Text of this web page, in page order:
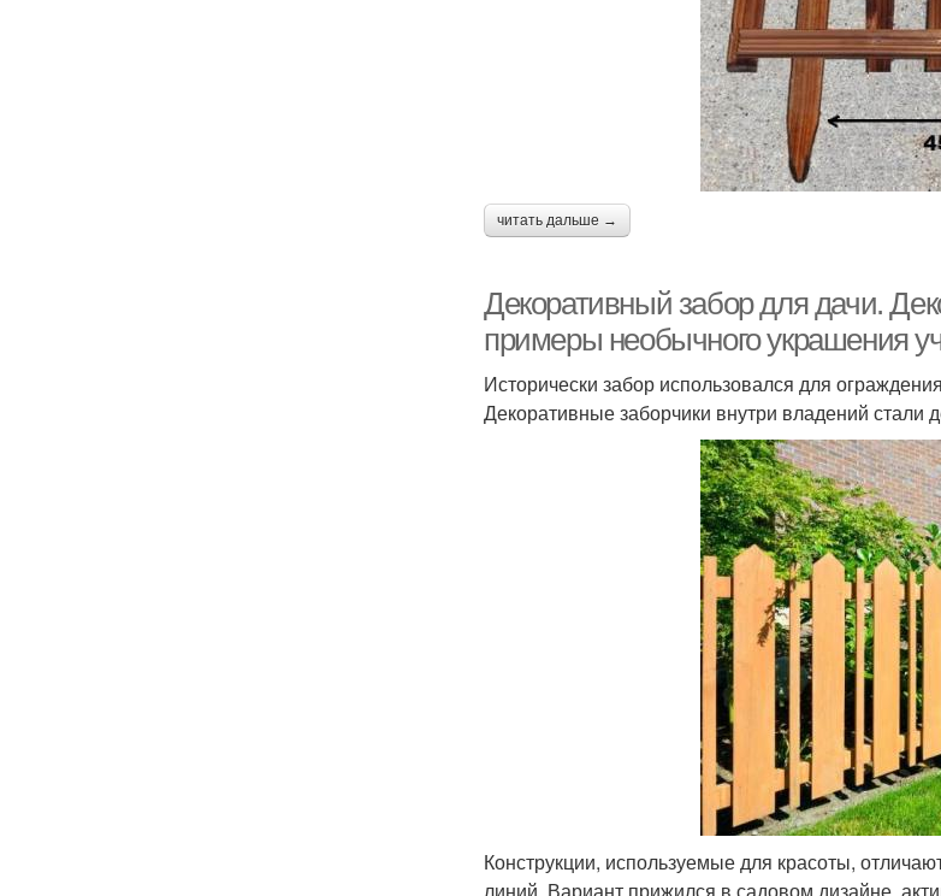
читать дальше →
Декоративный забор для дачи.
примеры необычного украшения
Исторически забор использовался для
Декоративные заборчики внутри владений стали
Конструкции, используемые для красоты,